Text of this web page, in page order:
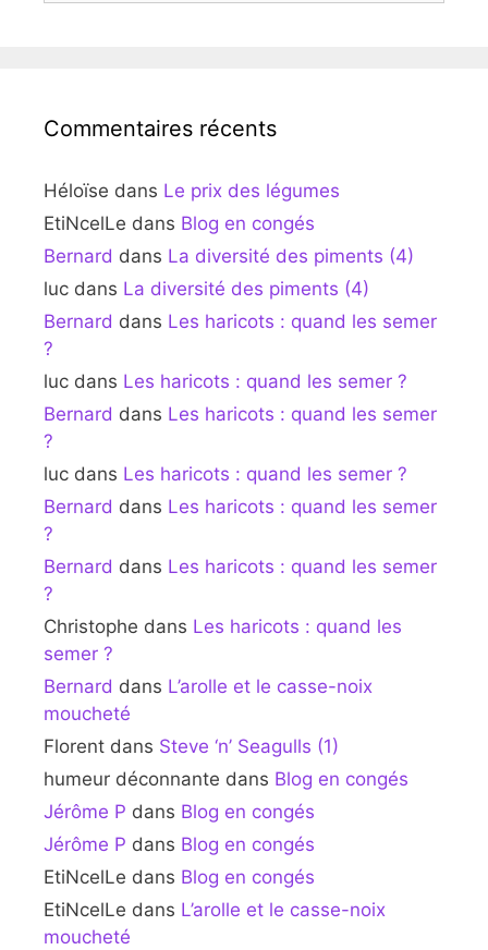
Commentaires récents
Héloïse dans Le prix des légumes
EtiNcelLe dans Blog en congés
Bernard dans La diversité des piments (4)
luc dans La diversité des piments (4)
Bernard dans Les haricots : quand les semer
?
luc dans Les haricots : quand les semer ?
Bernard dans Les haricots : quand les semer
?
luc dans Les haricots : quand les semer ?
Bernard dans Les haricots : quand les semer
?
Bernard dans Les haricots : quand les semer
?
Christophe dans Les haricots : quand les
semer ?
Bernard dans L’arolle et le casse-noix
moucheté
Florent dans Steve ‘n’ Seagulls (1)
humeur déconnante dans Blog en congés
Jérôme P dans Blog en congés
Jérôme P dans Blog en congés
EtiNcelLe dans Blog en congés
EtiNcelLe dans L’arolle et le casse-noix
moucheté